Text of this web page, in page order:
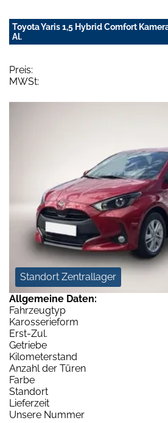
Toyota Yaris 1,5 Hybrid Comfort
Al.
Preis:
MWSt:
Standort Zentrallager
Allgemeine Daten:
Fahrzeugtyp
Karosserieform
Erst-Zul.
Getriebe
Kilometerstand
Anzahl der Türen
Farbe
Standort
Lieferzeit
Unsere Nummer